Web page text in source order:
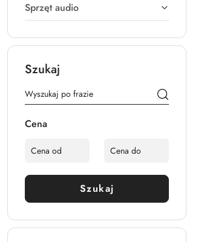
Sprzęt audio
Szukaj
Cena
Szukaj